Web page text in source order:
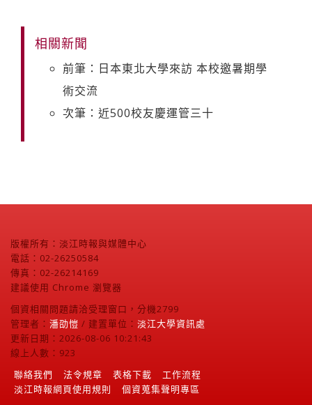
相關新聞
前筆：日本東北大學來訪 本校邀暑期學
術交流
次筆：近500校友慶運管三十
版權所有：淡江時報與媒體中心
電話：02-26250584
傳真：02-26214169
建議使用 Chrome 瀏覽器
個資相關問題請洽受理窗口，分機2799
管理者： 潘劭愷 / 建置單位： 淡江大學資訊處
更新日期：2026-08-06 10:21:43
線上人數：923
聯絡我們
法令規章 表格下載
工作流程
淡江時報網頁使用規則
個資蒐集聲明專區